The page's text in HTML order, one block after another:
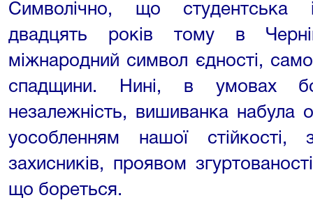
Символічно, що студентська
двадцять років тому в
міжнародний символ єдності,
спадщини. Нині, в умовах
незалежність, вишиванка набула
уособленням нашої
захисників, проявом
що бореться.